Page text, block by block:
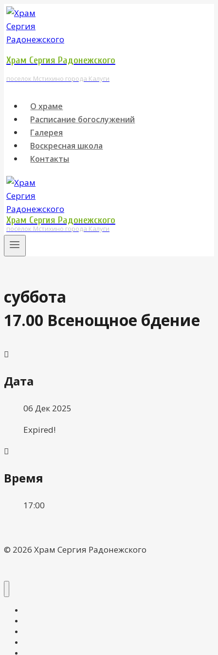
Перейти
к
содержимому
Храм Сергия Радонежского
поселок Мстихино города Калуги
О храме
Расписание богослужений
Галерея
Воскресная школа
Контакты
Храм Сергия Радонежского
поселок Мстихино города Калуги
суббота
17.00 Всенощное бдение
Дата
06 Дек 2025
Expired!
Время
17:00
© 2026 Храм Сергия Радонежского